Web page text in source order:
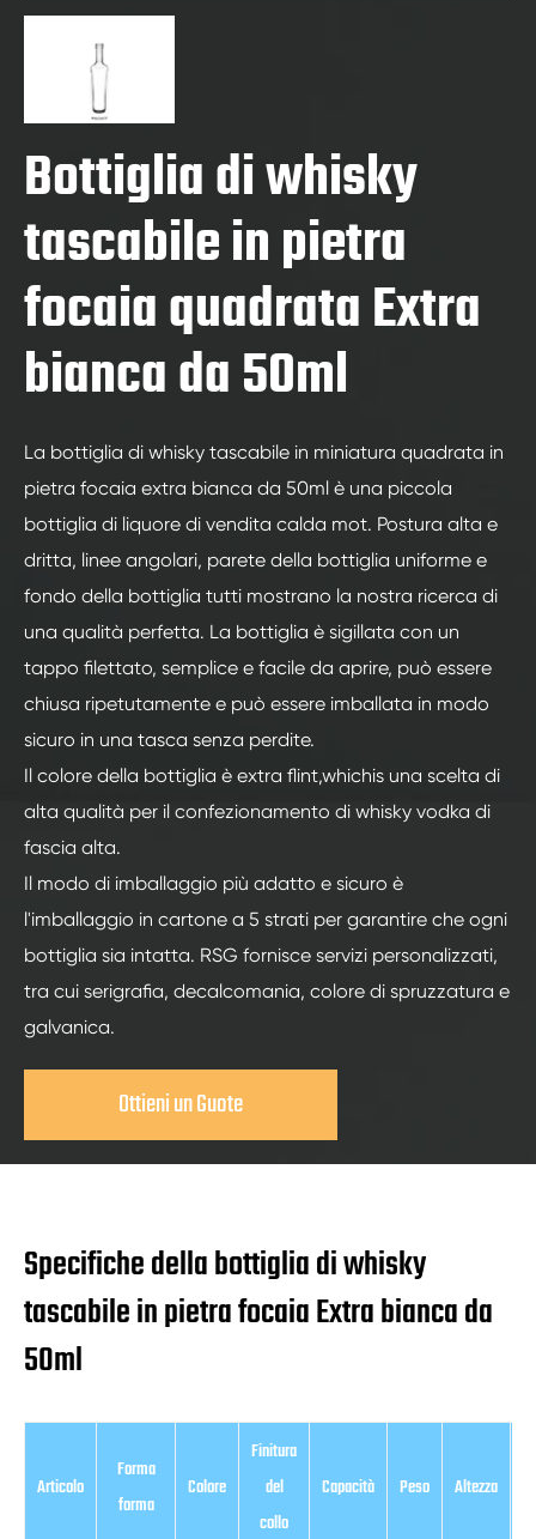
Bottiglia di whisky
tascabile in pietra
focaia quadrata Extra
bianca da 50ml
La bottiglia di whisky tascabile in miniatura quadrata in
pietra focaia extra bianca da 50ml è una piccola
bottiglia di liquore di vendita calda mot. Postura alta e
dritta, linee angolari, parete della bottiglia uniforme e
fondo della bottiglia tutti mostrano la nostra ricerca di
una qualità perfetta. La bottiglia è sigillata con un
tappo filettato, semplice e facile da aprire, può essere
chiusa ripetutamente e può essere imballata in modo
sicuro in una tasca senza perdite.
Il colore della bottiglia è extra flint,whichis una scelta di
alta qualità per il confezionamento di whisky vodka di
fascia alta.
Il modo di imballaggio più adatto e sicuro è
l'imballaggio in cartone a 5 strati per garantire che ogni
bottiglia sia intatta. RSG fornisce servizi personalizzati,
tra cui serigrafia, decalcomania, colore di spruzzatura e
galvanica.
Ottieni un Guote
Specifiche della bottiglia di whisky
tascabile in pietra focaia Extra bianca da
50ml
Articolo
Forma
forma
Colore
Finitura
del
collo
Capacità Peso Altezza